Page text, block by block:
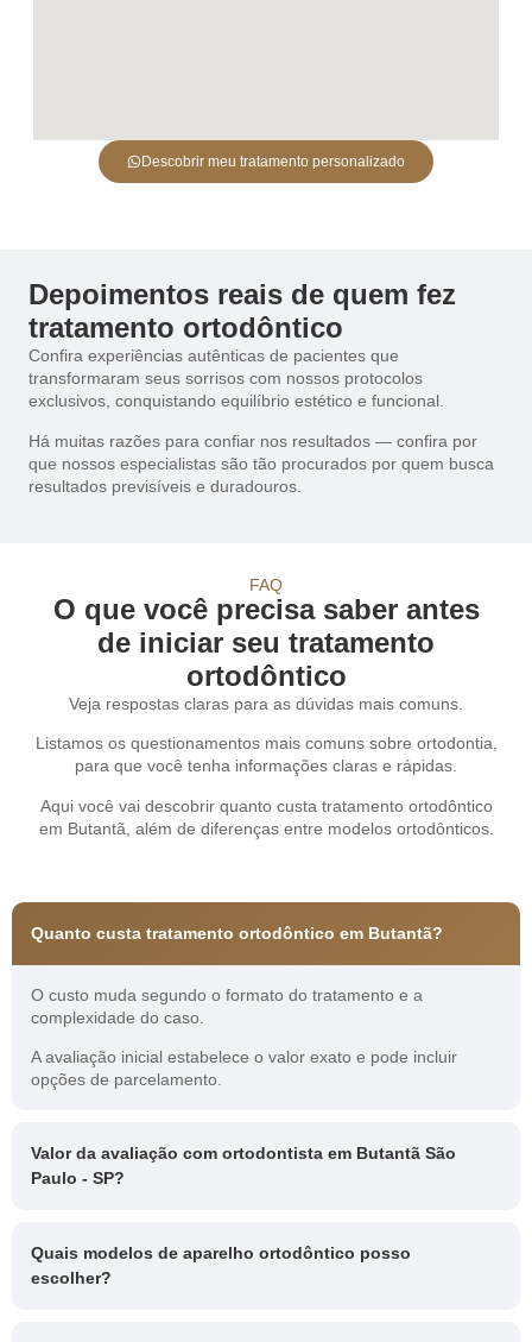
Descobrir meu tratamento personalizado
Depoimentos reais de quem fez
tratamento ortodôntico
Confira experiências autênticas de pacientes que
transformaram seus sorrisos com nossos protocolos
exclusivos, conquistando equilíbrio estético e funcional.
Há muitas razões para confiar nos resultados — confira por
que nossos especialistas são tão procurados por quem busca
resultados previsíveis e duradouros.
FAQ
O que você precisa saber antes
de iniciar seu tratamento
ortodôntico
Veja respostas claras para as dúvidas mais comuns.
Listamos os questionamentos mais comuns sobre ortodontia,
para que você tenha informações claras e rápidas.
Aqui você vai descobrir quanto custa tratamento ortodôntico
em Butantã, além de diferenças entre modelos ortodônticos.
Quanto custa tratamento ortodôntico em Butantã?
O custo muda segundo o formato do tratamento e a
complexidade do caso.
A avaliação inicial estabelece o valor exato e pode incluir
opções de parcelamento.
Valor da avaliação com ortodontista em Butantã São
Paulo - SP?
Quais modelos de aparelho ortodôntico posso
escolher?